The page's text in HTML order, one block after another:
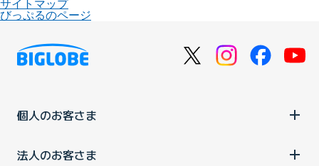
サイトマップ
びっぷるのページ
個人のお客さま
法人のお客さま